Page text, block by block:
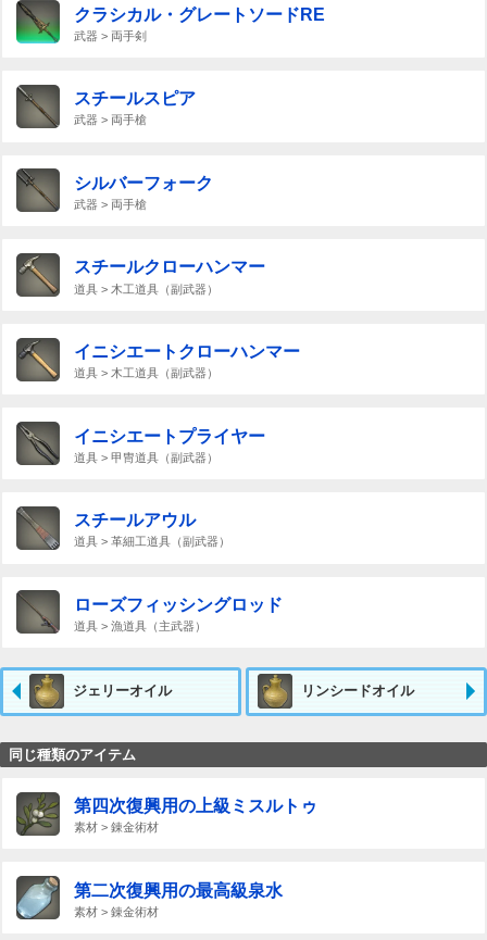
クラシカル・グレートソードRE
武器 > 両手剣
スチールスピア
武器 > 両手槍
シルバーフォーク
武器 > 両手槍
スチールクローハンマー
道具 > 木工道具（副武器）
イニシエートクローハンマー
道具 > 木工道具（副武器）
イニシエートプライヤー
道具 > 甲冑道具（副武器）
スチールアウル
道具 > 革細工道具（副武器）
ローズフィッシングロッド
道具 > 漁道具（主武器）
ジェリーオイル リンシードオイル
同じ種類のアイテム
第四次復興用の上級ミスルトゥ
素材 > 錬金術材
第二次復興用の最高級泉水
素材 > 錬金術材